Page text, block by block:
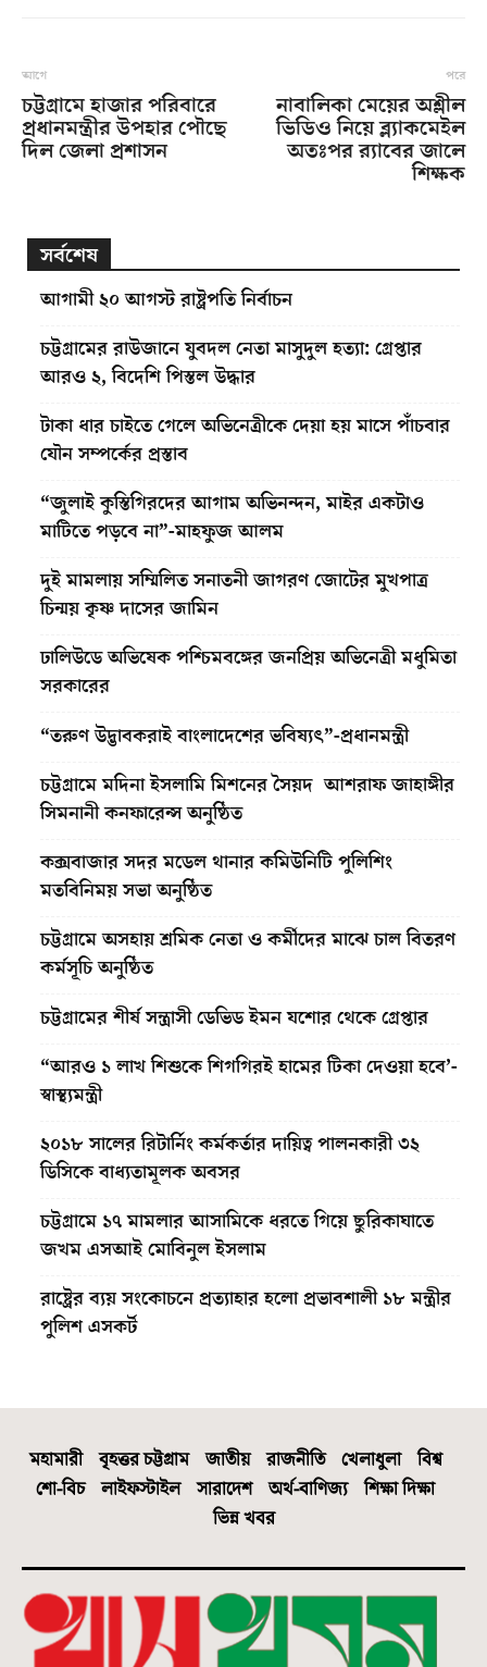
আগে
চট্টগ্রামে হাজার পরিবারে
প্রধানমন্ত্রীর উপহার পৌছে
দিল জেলা প্রশাসন
পরে
নাবালিকা মেয়ের অশ্লীল
ভিডিও নিয়ে ব্ল্যাকমেইল
অতঃপর র‌্যাবের জালে
শিক্ষক
সর্বশেষ
আগামী ২০ আগস্ট রাষ্ট্রপতি নির্বাচন
চট্টগ্রামের রাউজানে যুবদল নেতা মাসুদুল হত্যা: গ্রেপ্তার
আরও ২, বিদেশি পিস্তল উদ্ধার
টাকা ধার চাইতে গেলে অভিনেত্রীকে দেয়া হয় মাসে পাঁচবার
যৌন সম্পর্কের প্রস্তাব
“জুলাই কুস্তিগিরদের আগাম অভিনন্দন, মাইর একটাও
মাটিতে পড়বে না”-মাহফুজ আলম
দুই মামলায় সম্মিলিত সনাতনী জাগরণ জোটের মুখপাত্র
চিন্ময় কৃষ্ণ দাসের জামিন
ঢালিউডে অভিষেক পশ্চিমবঙ্গের জনপ্রিয় অভিনেত্রী মধুমিতা
সরকারের
“তরুণ উদ্ভাবকরাই বাংলাদেশের ভবিষ্যৎ”-প্রধানমন্ত্রী
চট্টগ্রামে মদিনা ইসলামি মিশনের সৈয়দ আশরাফ জাহাঙ্গীর
সিমনানী কনফারেন্স অনুষ্ঠিত
কক্সবাজার সদর মডেল থানার কমিউনিটি পুলিশিং
মতবিনিময় সভা অনুষ্ঠিত
চট্টগ্রামে অসহায় শ্রমিক নেতা ও কর্মীদের মাঝে চাল বিতরণ
কর্মসূচি অনুষ্ঠিত
চট্টগ্রামের শীর্ষ সন্ত্রাসী ডেভিড ইমন যশোর থেকে গ্রেপ্তার
“আরও ১ লাখ শিশুকে শিগগিরই হামের টিকা দেওয়া হবে’-
স্বাস্থ্যমন্ত্রী
২০১৮ সালের রিটার্নিং কর্মকর্তার দায়িত্ব পালনকারী ৩২
ডিসিকে বাধ্যতামূলক অবসর
চট্টগ্রামে ১৭ মামলার আসামিকে ধরতে গিয়ে ছুরিকাঘাতে
জখম এসআই মোবিনুল ইসলাম
রাষ্ট্রের ব্যয় সংকোচনে প্রত্যাহার হলো প্রভাবশালী ১৮ মন্ত্রীর
পুলিশ এসকর্ট
মহামারী বৃহত্তর চট্টগ্রাম জাতীয় রাজনীতি খেলাধুলা
বিশ্ব
শো-বিচ
লাইফস্টাইল সারাদেশ অর্থ-বাণিজ্য
শিক্ষা দিক্ষা
ভিন্ন খবর